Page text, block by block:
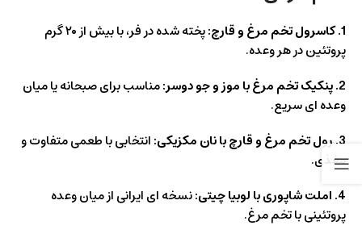
1. کاسرول تخم مرغ و قارچ:
پخته شده در فر، با بیش از ۲۰ گرم
پروتئین در هر وعده.
2. پنکیک تخم مرغ با موز و جو دوسر:
مناسب برای صبحانه یا میان
وعده ای سریع.
3. رول تخم مرغ و قارچ با نان مکزیکی:
انتخابی با طعمی متفاوت و
مغذی.
4. املت شاپوری با لوبیا چیتی:
نسخه ای ایرانی از میان وعده
پروتئینی با تخم مرغ.